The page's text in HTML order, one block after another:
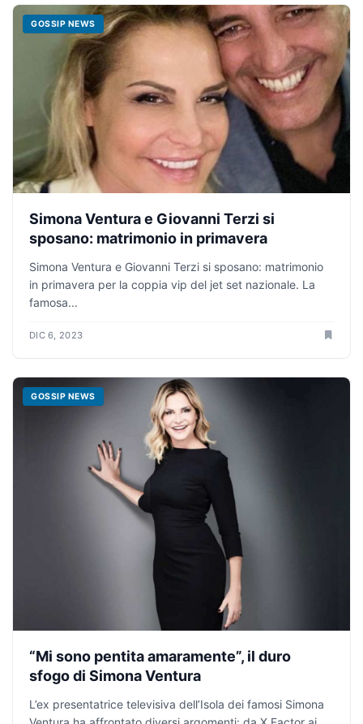
GOSSIP NEWS
Simona Ventura e Giovanni Terzi si
sposano: matrimonio in primavera
Simona Ventura e Giovanni Terzi si sposano: matrimonio
in primavera per la coppia vip del jet set nazionale. La
famosa...
DIC 6, 2023
GOSSIP NEWS
“Mi sono pentita amaramente”, il duro
sfogo di Simona Ventura
L’ex presentatrice televisiva dell’Isola dei famosi Simona